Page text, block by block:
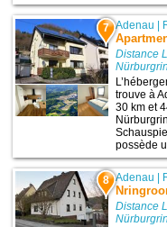
7 Adenau
Distance
trouve à
30 km et
possède
8 Adenau
Distance